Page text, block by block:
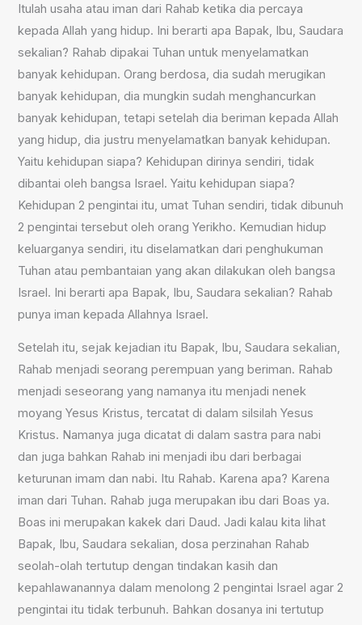
Itulah usaha atau iman dari Rahab ketika dia percaya
kepada Allah yang hidup. Ini berarti apa Bapak, Ibu, Saudara
sekalian? Rahab dipakai Tuhan untuk menyelamatkan
banyak kehidupan. Orang berdosa, dia sudah merugikan
banyak kehidupan, dia mungkin sudah menghancurkan
banyak kehidupan, tetapi setelah dia beriman kepada Allah
yang hidup, dia justru menyelamatkan banyak kehidupan.
Yaitu kehidupan siapa? Kehidupan dirinya sendiri, tidak
dibantai oleh bangsa Israel. Yaitu kehidupan siapa?
Kehidupan 2 pengintai itu, umat Tuhan sendiri, tidak dibunuh
2 pengintai tersebut oleh orang Yerikho. Kemudian hidup
keluarganya sendiri, itu diselamatkan dari penghukuman
Tuhan atau pembantaian yang akan dilakukan oleh bangsa
Israel. Ini berarti apa Bapak, Ibu, Saudara sekalian? Rahab
punya iman kepada Allahnya Israel.
Setelah itu, sejak kejadian itu Bapak, Ibu, Saudara sekalian,
Rahab menjadi seorang perempuan yang beriman. Rahab
menjadi seseorang yang namanya itu menjadi nenek
moyang Yesus Kristus, tercatat di dalam silsilah Yesus
Kristus. Namanya juga dicatat di dalam sastra para nabi
dan juga bahkan Rahab ini menjadi ibu dari berbagai
keturunan imam dan nabi. Itu Rahab. Karena apa? Karena
iman dari Tuhan. Rahab juga merupakan ibu dari Boas ya.
Boas ini merupakan kakek dari Daud. Jadi kalau kita lihat
Bapak, Ibu, Saudara sekalian, dosa perzinahan Rahab
seolah-olah tertutup dengan tindakan kasih dan
kepahlawanannya dalam menolong 2 pengintai Israel agar 2
pengintai itu tidak terbunuh. Bahkan dosanya ini tertutup